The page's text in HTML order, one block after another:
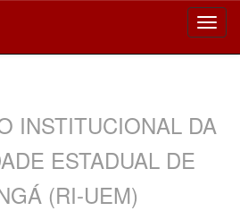
INSTITUCIONAL DA
ESTADUAL DE
(RI-UEM)